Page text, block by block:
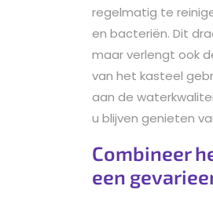
regelmatig te
en bacteriën. Dit
maar verlengt ook
van het kasteel
aan de
u blijven genieten
Combineer
een